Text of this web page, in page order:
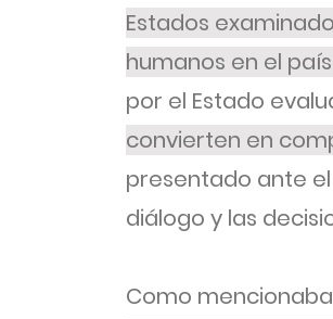
Estados
humanos en el
por el Estado
convierten en
presentado ante
diálogo y las
Como